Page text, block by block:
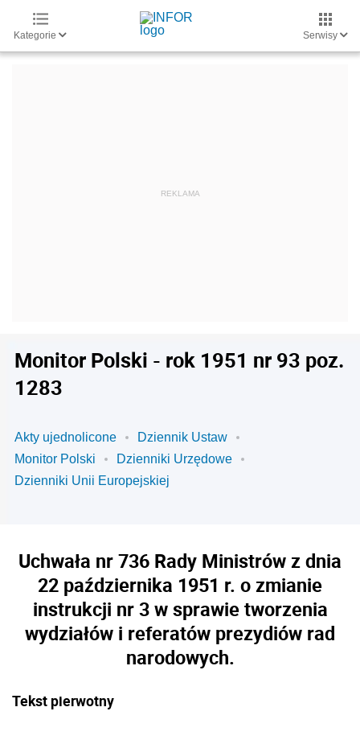
Kategorie Serwisy
Monitor Polski - rok 1951 nr 93 poz.
1283
Akty ujednolicone
Dziennik Ustaw
Monitor Polski
Dzienniki Urzędowe
Dzienniki Unii Europejskiej
Uchwała nr 736 Rady Ministrów z dnia
22 października 1951 r. o zmianie
instrukcji nr 3 w sprawie tworzenia
wydziałów i referatów prezydiów rad
narodowych.
Tekst pierwotny